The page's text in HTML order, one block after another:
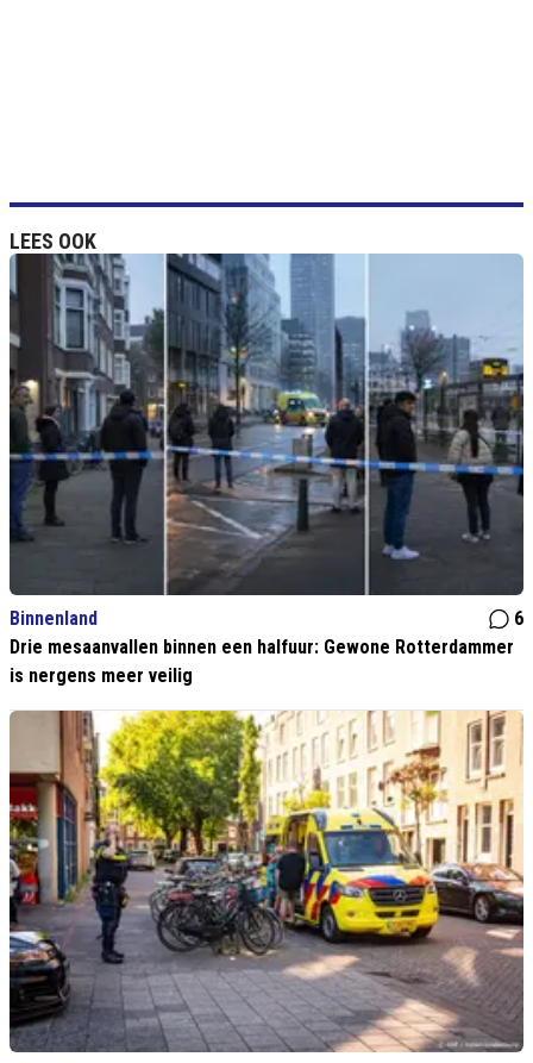
LEES OOK
Binnenland
6
Drie mesaanvallen binnen een halfuur: Gewone Rotterdammer
is nergens meer veilig